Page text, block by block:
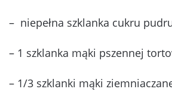
– niepełna szklanka cukru
– 1 szklanka mąki pszennej
– 1/3 szklanki mąki